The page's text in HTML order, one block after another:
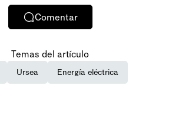
Comentar
Temas del artículo
Ursea Energía eléctrica